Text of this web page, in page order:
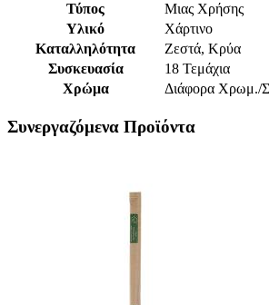
Τύπος
Μιας Χρήσης
Υλικό
Χάρτινο
Καταλληλότητα
Ζεστά, Κρύα
Συσκευασία
18 Τεμάχια
Χρώμα
Διάφορα Χρωμ./
Συνεργαζόμενα Προϊόντα